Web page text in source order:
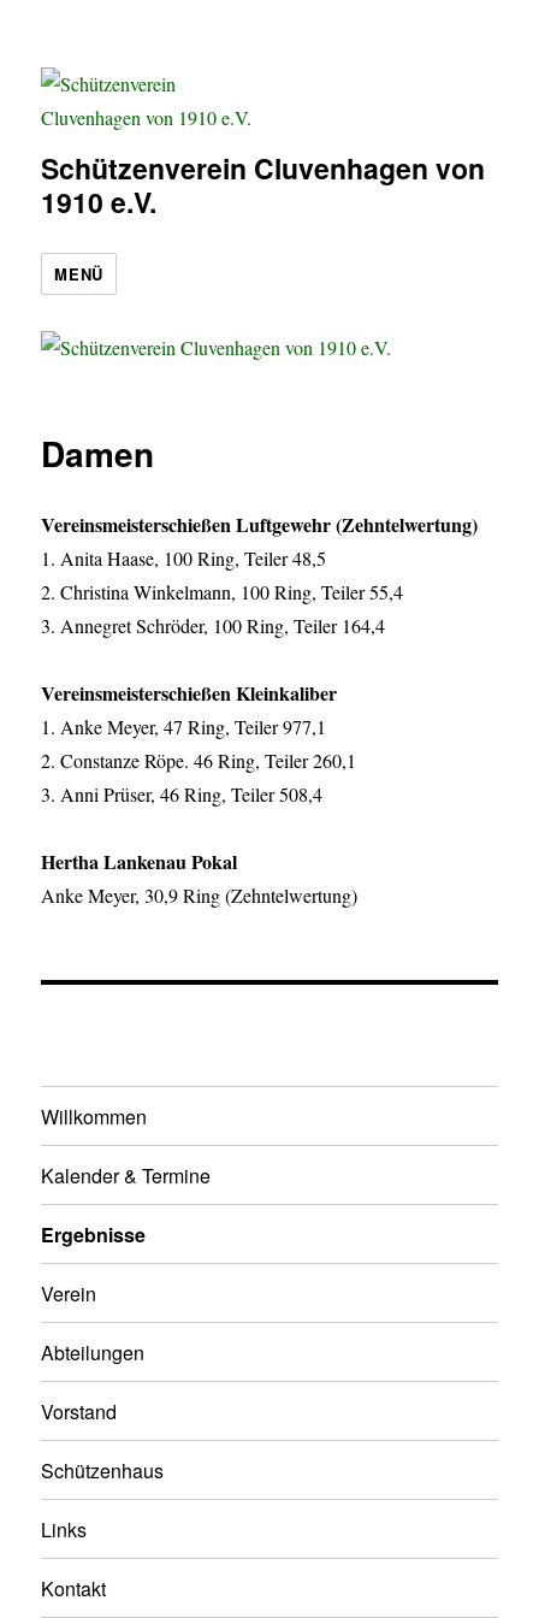
Schützenverein Cluvenhagen von
1910 e.V.
MENÜ
Damen
Vereinsmeisterschießen Luftgewehr (Zehntelwertung)
1. Anita Haase, 100 Ring, Teiler 48,5
2. Christina Winkelmann, 100 Ring, Teiler 55,4
3. Annegret Schröder, 100 Ring, Teiler 164,4
Vereinsmeisterschießen Kleinkaliber
1. Anke Meyer, 47 Ring, Teiler 977,1
2. Constanze Röpe. 46 Ring, Teiler 260,1
3. Anni Prüser, 46 Ring, Teiler 508,4
Hertha Lankenau Pokal
Anke Meyer, 30,9 Ring (Zehntelwertung)
Willkommen
Kalender & Termine
Ergebnisse
Verein
Abteilungen
Vorstand
Schützenhaus
Links
Kontakt